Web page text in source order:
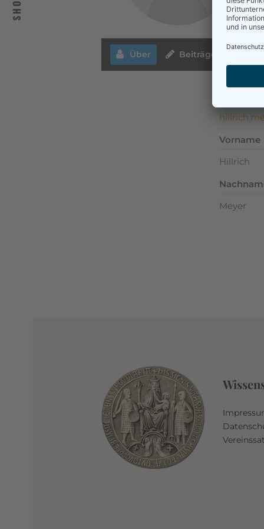
Über Beiträge
Vorname
Hillrich
Meyer
SHOP